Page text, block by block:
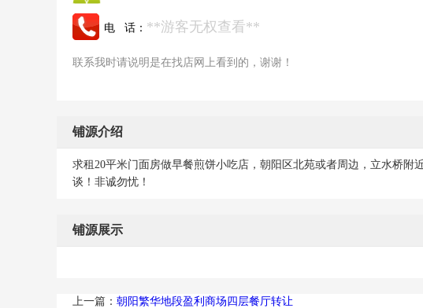
电 话： **游客无权查看**
联系我时请说明是在找店网上看到的，谢谢！
铺源介绍
求租20平米门面房做早餐煎饼小吃店，朝阳区北苑或者周边，立水桥
谈！非诚勿忧！
铺源展示
上一篇： 朝阳繁华地段盈利商场四层餐厅转让